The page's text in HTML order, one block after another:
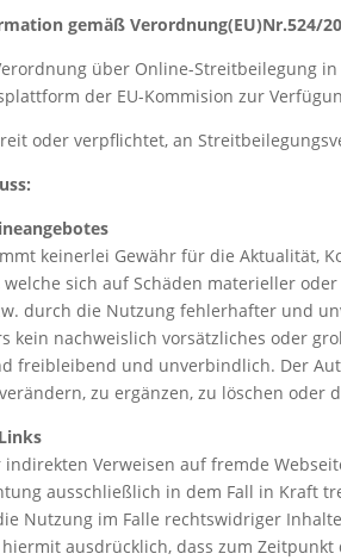
gemäß Verordnung(EU)Nr.524/
über Online-Streitbeilegung
der EU-Kommision zur
oder verpflichtet, an
keinerlei Gewähr für die Aktualität,
welche sich auf Schäden materieller
durch die Nutzung fehlerhafter und
kein nachweislich vorsätzliches oder
freibleibend und unverbindlich. Der
zu ergänzen, zu löschen
Verweisen auf fremde
ausschließlich in dem Fall in Kraft
Nutzung im Falle rechtswidriger
ausdrücklich, dass zum